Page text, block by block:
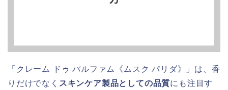
「クレーム ドゥ パルファム《ムスク パリダ》」は、香
りだけでなく スキンケア製品としての品質にも注目す